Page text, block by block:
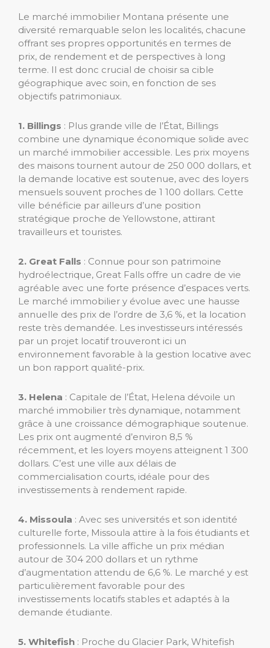
Le marché immobilier Montana présente une
diversité remarquable selon les localités, chacune
offrant ses propres opportunités en termes de
prix, de rendement et de perspectives à long
terme. Il est donc crucial de choisir sa cible
géographique avec soin, en fonction de ses
objectifs patrimoniaux.
1. Billings : Plus grande ville de l’État, Billings
combine une dynamique économique solide avec
un marché immobilier accessible. Les prix moyens
des maisons tournent autour de 250 000 dollars, et
la demande locative est soutenue, avec des loyers
mensuels souvent proches de 1 100 dollars. Cette
ville bénéficie par ailleurs d’une position
stratégique proche de Yellowstone, attirant
travailleurs et touristes.
2. Great Falls : Connue pour son patrimoine
hydroélectrique, Great Falls offre un cadre de vie
agréable avec une forte présence d’espaces verts.
Le marché immobilier y évolue avec une hausse
annuelle des prix de l’ordre de 3,6 %, et la location
reste très demandée. Les investisseurs intéressés
par un projet locatif trouveront ici un
environnement favorable à la gestion locative avec
un bon rapport qualité-prix.
3. Helena : Capitale de l’État, Helena dévoile un
marché immobilier très dynamique, notamment
grâce à une croissance démographique soutenue.
Les prix ont augmenté d’environ 8,5 %
récemment, et les loyers moyens atteignent 1 300
dollars. C’est une ville aux délais de
commercialisation courts, idéale pour des
investissements à rendement rapide.
4. Missoula : Avec ses universités et son identité
culturelle forte, Missoula attire à la fois étudiants et
professionnels. La ville affiche un prix médian
autour de 304 200 dollars et un rythme
d’augmentation attendu de 6,6 %. Le marché y est
particulièrement favorable pour des
investissements locatifs stables et adaptés à la
demande étudiante.
5. Whitefish : Proche du Glacier Park, Whitefish